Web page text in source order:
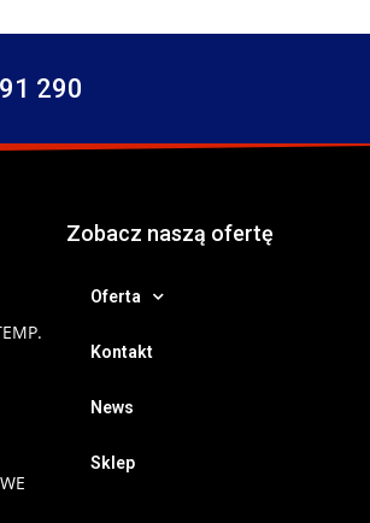
290
Zobacz naszą ofertę
Oferta
Kontakt
News
Sklep